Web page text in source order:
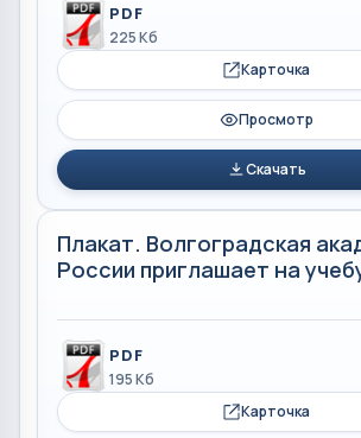
PDF
225 Кб
Карточка
Просмотр
Скачать
Плакат. Волгоградская
России приглашает на
PDF
195 Кб
Карточка